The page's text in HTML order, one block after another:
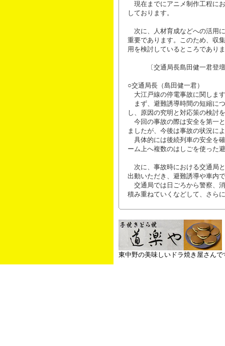
現在までにアニメ制作工程に
しております。
次に、人材育成などへの活用
重要であります。このため、収
用を検討しているところであり
〔交通局長島田健一君登
○交通局長（島田健一君）
大江戸線の停電事故に関しま
まず、避難誘導時間の短縮に
し、原因の究明と対応策の検討
今回の事故の際は安全を第一
ましたが、今後は事故の状況に
具体的には後続列車の安全を
ーム上へ複数のはしごを使った
次に、事故時における交通局
出動いただき、避難誘導や車内
交通局では日ごろから警察、
積み重ねていくなどして、さら
東中野の美味しいドラ焼き屋さんで